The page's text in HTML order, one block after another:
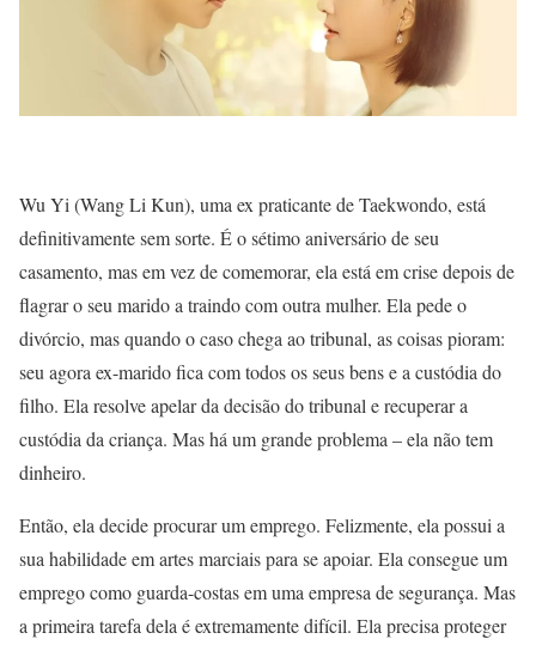
Wu Yi (Wang Li Kun), uma ex praticante de Taekwondo, está
definitivamente sem sorte. É o sétimo aniversário de seu
casamento, mas em vez de comemorar, ela está em crise depois de
flagrar o seu marido a traindo com outra mulher. Ela pede o
divórcio, mas quando o caso chega ao tribunal, as coisas pioram:
seu agora ex-marido fica com todos os seus bens e a custódia do
filho. Ela resolve apelar da decisão do tribunal e recuperar a
custódia da criança. Mas há um grande problema – ela não tem
dinheiro.
Então, ela decide procurar um emprego. Felizmente, ela possui a
sua habilidade em artes marciais para se apoiar. Ela consegue um
emprego como guarda-costas em uma empresa de segurança. Mas
a primeira tarefa dela é extremamente difícil. Ela precisa proteger